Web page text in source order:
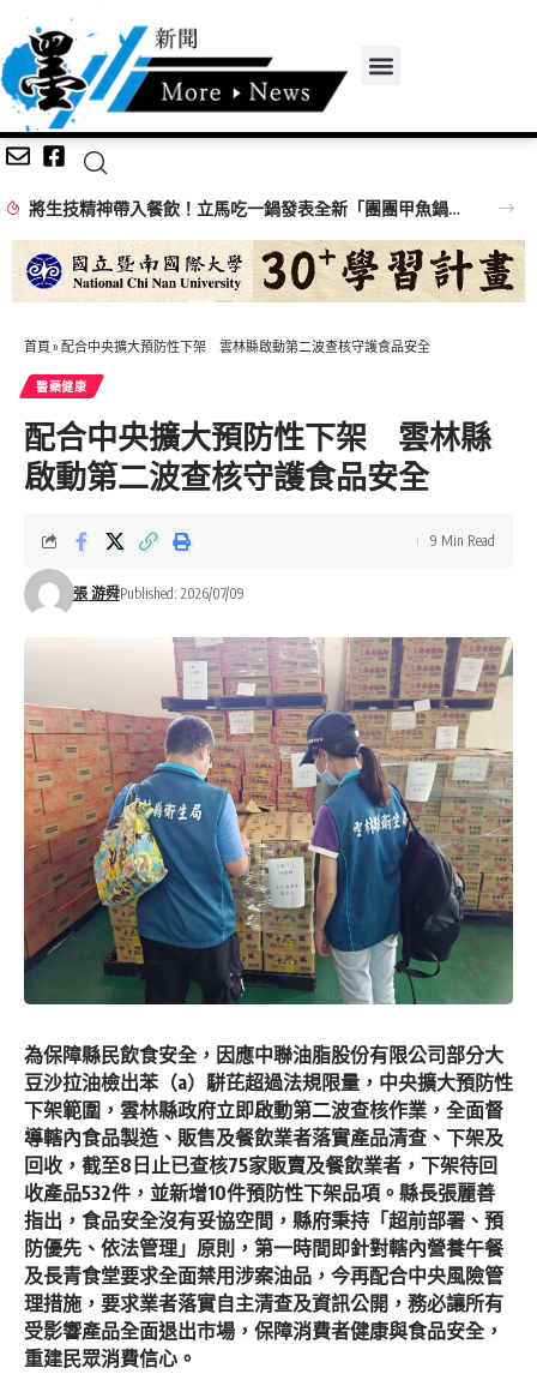
將生技精神帶入餐飲！立馬吃一鍋發表全新「團團甲魚鍋」 搶攻特色鍋物市場
首頁 » 配合中央擴大預防性下架 雲林縣啟動第二波查核守護食品安全
醫藥健康
配合中央擴大預防性下架 雲林縣
啟動第二波查核守護食品安全
張 游舜Published: 2026/07/09
9 Min Read
為保障縣民飲食安全，因應中聯油脂股份有限公司部分大
豆沙拉油檢出苯（a）駢芘超過法規限量，中央擴大預防性
下架範圍，雲林縣政府立即啟動第二波查核作業，全面督
導轄內食品製造、販售及餐飲業者落實產品清查、下架及
回收，截至8日止已查核75家販賣及餐飲業者，下架待回
收產品532件，並新增10件預防性下架品項。縣長張麗善
指出，食品安全沒有妥協空間，縣府秉持「超前部署、預
防優先、依法管理」原則，第一時間即針對轄內營養午餐
及長青食堂要求全面禁用涉案油品，今再配合中央風險管
理措施，要求業者落實自主清查及資訊公開，務必讓所有
受影響產品全面退出市場，保障消費者健康與食品安全，
重建民眾消費信心。